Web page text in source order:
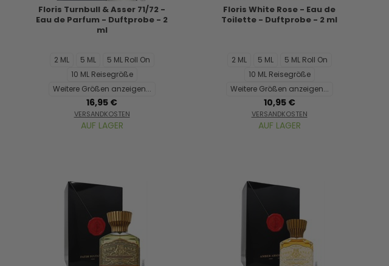
Floris Turnbull & Asser 71/72 -
Eau de Parfum - Duftprobe - 2
ml
2 ML 5 ML
5 ML Roll On
10 ML Reisegröße
Weitere Größen anzeigen...
16,95 €
VERSANDKOSTEN
AUF LAGER
Floris White Rose - Eau de
Toilette - Duftprobe - 2 ml
2 ML 5 ML
5 ML Roll On
10 ML Reisegröße
Weitere Größen anzeigen...
10,95 €
VERSANDKOSTEN
AUF LAGER